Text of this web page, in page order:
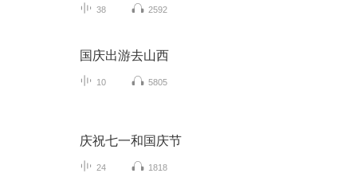
38 2592
国庆出游去山西
10 5805
庆祝七一和国庆节
24 1818